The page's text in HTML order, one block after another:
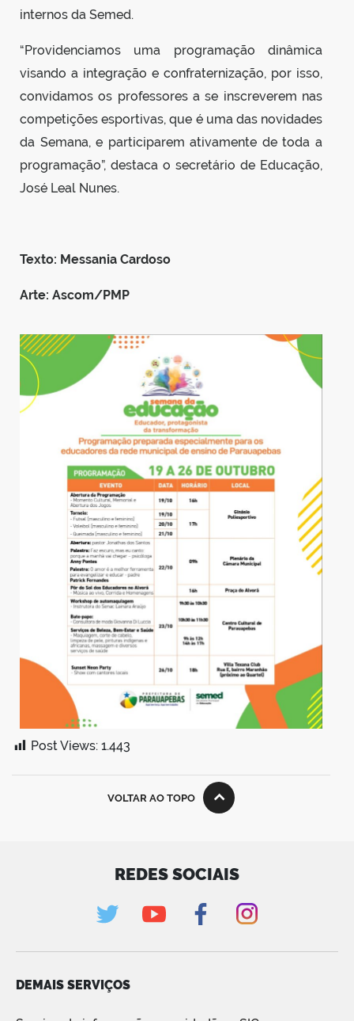
internos da Semed.
“Providenciamos uma programação dinâmica
visando a integração e confraternização, por isso,
convidamos os professores a se inscreverem nas
competições esportivas, que é uma das novidades
da Semana, e participarem ativamente de toda a
programação”, destaca o secretário de Educação,
José Leal Nunes.
Texto: Messania Cardoso
Arte: Ascom/PMP
Post Views: 1.443
VOLTAR AO TOPO
REDES SOCIAIS
DEMAIS SERVIÇOS